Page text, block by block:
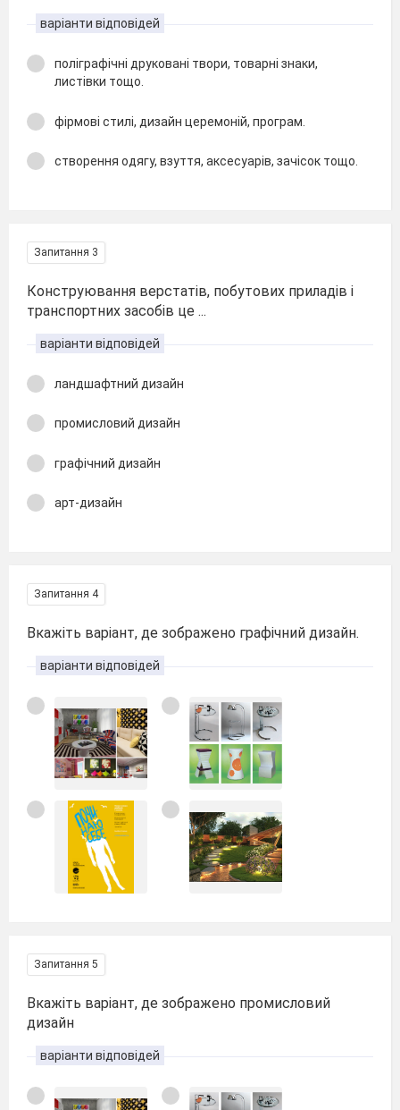
варіанти відповідей
поліграфічні друковані твори, товарні знаки,
листівки тощо.
фірмові стилі, дизайн церемоній, програм.
створення одягу, взуття, аксесуарів, зачісок тощо.
Запитання 3
Конструювання верстатів, побутових приладів і
транспортних засобів це ...
варіанти відповідей
ландшафтний дизайн
промисловий дизайн
графічний дизайн
арт-дизайн
Запитання 4
Вкажіть варіант, де зображено графічний дизайн.
варіанти відповідей
Запитання 5
Вкажіть варіант, де зображено промисловий
дизайн
варіанти відповідей